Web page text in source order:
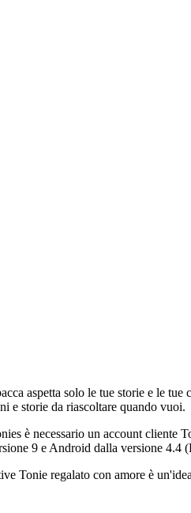
aspetta solo le tue storie e le
e storie da riascoltare quando vuoi.
è necessario un account
9 e Android dalla versione 4.4
Tonie regalato con amore è